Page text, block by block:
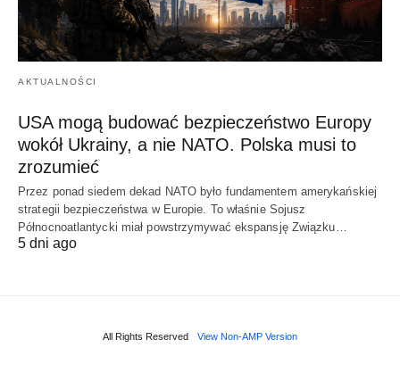
AKTUALNOŚCI
USA mogą budować bezpieczeństwo Europy
wokół Ukrainy, a nie NATO. Polska musi to
zrozumieć
Przez ponad siedem dekad NATO było fundamentem amerykańskiej
strategii bezpieczeństwa w Europie. To właśnie Sojusz
Północnoatlantycki miał powstrzymywać ekspansję Związku…
5 dni ago
All Rights Reserved View Non-AMP Version